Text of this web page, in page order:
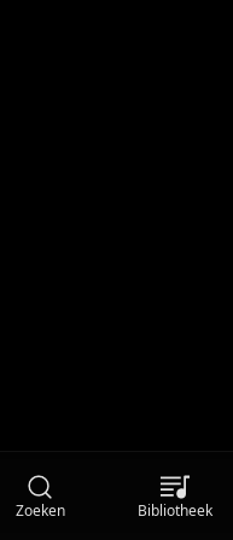
Zoeken Bibliotheek